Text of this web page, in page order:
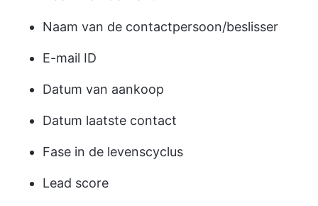
Naam van de contactpersoon/beslisser
E-mail ID
Datum van aankoop
Datum laatste contact
Fase in de levenscyclus
Lead score